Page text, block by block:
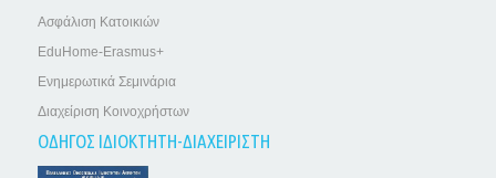
Ασφάλιση Κατοικιών
EduHome-Erasmus+
Ενημερωτικά Σεμινάρια
Διαχείριση Κοινοχρήστων
ΟΔΗΓΟΣ ΙΔΙΟΚΤΗΤΗ-ΔΙΑΧΕΙΡΙΣΤΗ